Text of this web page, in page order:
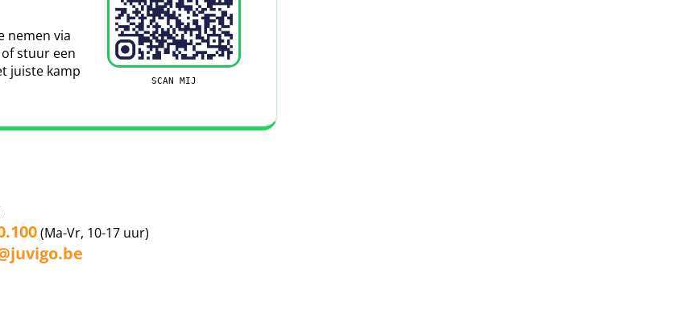
verzekeringen die je bij ons kunt
HanseMerkur, een gerenommeerde
voor reizigers. Met een uitstekende
afgelopen jaren veel klanten veilig op reis
nemen via
stuur een
juiste kamp
SCAN MIJ
(Ma-Vr, 10-17 uur)